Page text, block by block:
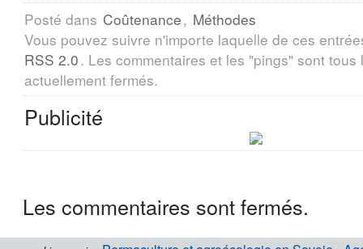
Posté dans Coûtenance, Méthodes
Vous pouvez suivre n'importe laquelle de ces
RSS 2.0. Les commentaires et les "pings" sont tous
actuellement fermés.
Publicité
Les commentaires sont fermés.